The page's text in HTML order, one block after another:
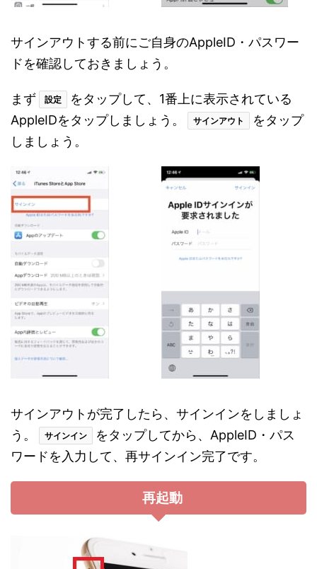
サインアウトする前にご自身のAppleID・パスワー
ドを確認しておきましょう。
まず 設定
をタップして、1番上に表示されている
AppleIDをタップしましょう。
サインアウト
をタップ
しましょう。
サインアウトが完了したら、サインインをしましょ
う。
サインイン
をタップしてから、AppleID・パス
ワードを入力して、再サインイン完了です。
再起動